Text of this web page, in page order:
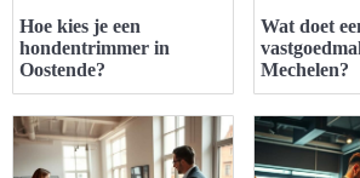
Hoe kies je een
hondentrimmer in
Oostende?
Wat doet
Mechelen?